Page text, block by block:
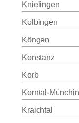
Knielingen
Kolbingen
Köngen
Konstanz
Korb
Korntal-
Kraichtal